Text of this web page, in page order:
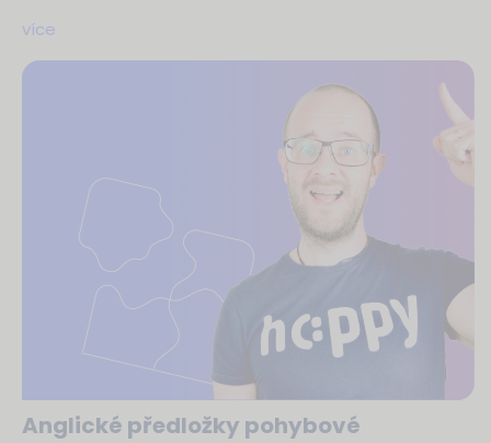
více
Anglické předložky pohybové